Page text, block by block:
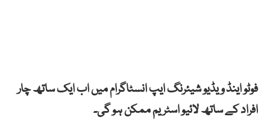
فوٹو اینڈ ویڈیو شیئرنگ ایپ انسٹاگراممیںابایکساتھچار
افرادکےساتھلائیواسٹریمممکنہوگی۔